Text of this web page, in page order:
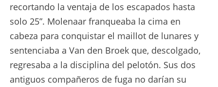
recortando la ventaja de los escapados hasta
solo 25”. Molenaar franqueaba la cima en
cabeza para conquistar el maillot de lunares y
sentenciaba a Van den Broek que, descolgado,
regresaba a la disciplina del pelotón. Sus dos
antiguos compañeros de fuga no darían su